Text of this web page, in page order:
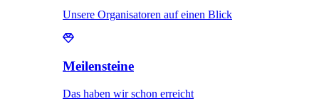
Unsere Organisatoren auf einen Blick
Meilensteine
Das haben wir schon erreicht